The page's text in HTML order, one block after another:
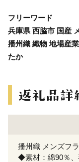
フリーワード
兵庫県 西脇市 国産
播州織 織物 地場産
たか
播州織 メンズフ
◆素材：綿90％、